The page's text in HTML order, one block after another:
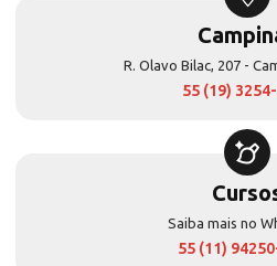
R. Olavo Bilac, 207 -
55 (19)
Saiba mais no
55 (11)